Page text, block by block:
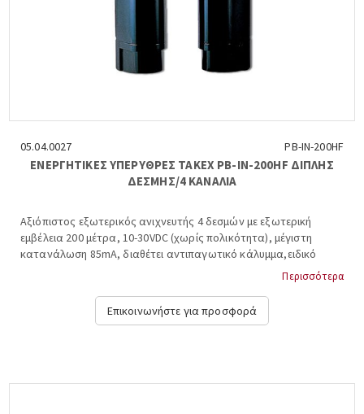
05.04.0027 PB-IN-200HF
ΕΝΕΡΓΗΤΙΚΕΣ ΥΠΕΡΥΘΡΕΣ ΤΑΚΕΧ PB-IN-200HF ΔΙΠΛΗΣ
ΔΕΣΜΗΣ/4 ΚΑΝΑΛΙΑ
Αξιόπιστος εξωτερικός ανιχνευτής 4 δεσμών με εξωτερική
εμβέλεια 200 μέτρα, 10-30VDC (χωρίς πολικότητα), μέγιστη
κατανάλωση 85mA, διαθέτει αντιπαγωτικό κάλυμμα,ειδικό
κύκλωμα αυτομάτου μεταβολής ευαισθησίας και ειδική έξοδο
εκατοστά. TAKEX, PB-IN-200HF....
Περισσότερα
Επικοινωνήστε για προσφορά